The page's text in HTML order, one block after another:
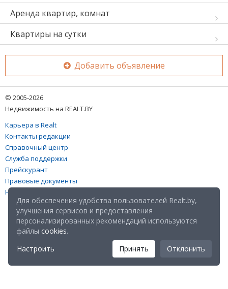
Аренда квартир, комнат
Квартиры на сутки
Добавить объявление
© 2005-2026
Недвижимость на REALT.BY
Карьера в Realt
Контакты редакции
Справочный центр
Служба поддержки
Прейскурант
Правовые документы
Настройка файлов cookies
Для обеспечения удобства пользователей Realt.by,
улучшения сервисов и предоставления
персонализированных рекомендаций используются
файлы cookies.
Настроить
Принять Отклонить